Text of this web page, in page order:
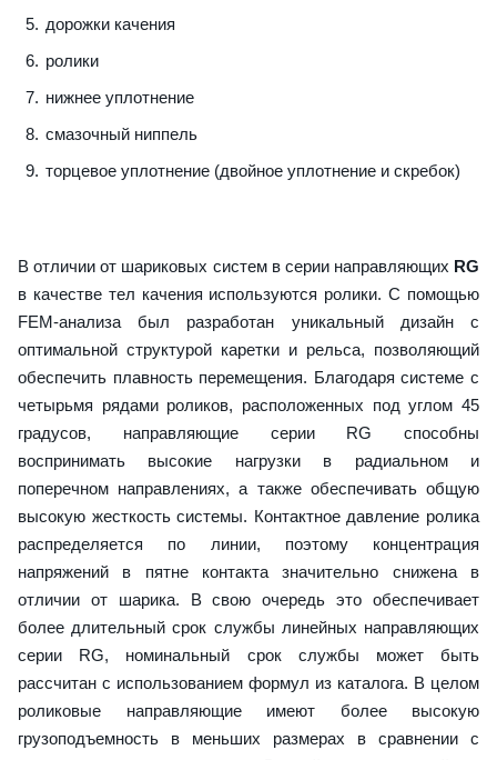
дорожки качения
ролики
нижнее уплотнение
смазочный ниппель
торцевое уплотнение (двойное уплотнение и скребок)
В отличии от шариковых систем в серии направляющих RG
в качестве тел качения используются ролики. С помощью
FEM-анализа был разработан уникальный дизайн с
оптимальной структурой каретки и рельса, позволяющий
обеспечить плавность перемещения. Благодаря системе с
четырьмя рядами роликов, расположенных под углом 45
градусов, направляющие серии RG способны
воспринимать высокие нагрузки в радиальном и
поперечном направлениях, а также обеспечивать общую
высокую жесткость системы. Контактное давление ролика
распределяется по линии, поэтому концентрация
напряжений в пятне контакта значительно снижена в
отличии от шарика. В свою очередь это обеспечивает
более длительный срок службы линейных направляющих
серии RG, номинальный срок службы может быть
рассчитан с использованием формул из каталога. В целом
роликовые направляющие имеют более высокую
грузоподъемность в меньших размерах в сравнении с